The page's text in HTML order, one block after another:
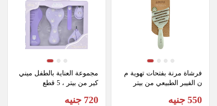
فرشاة مرنة بفتحات تهوية م
ن الفيبر الطبيعي من بيتر
550 جنيه
كير من بيتر ، 5 قطع
720 جنيه